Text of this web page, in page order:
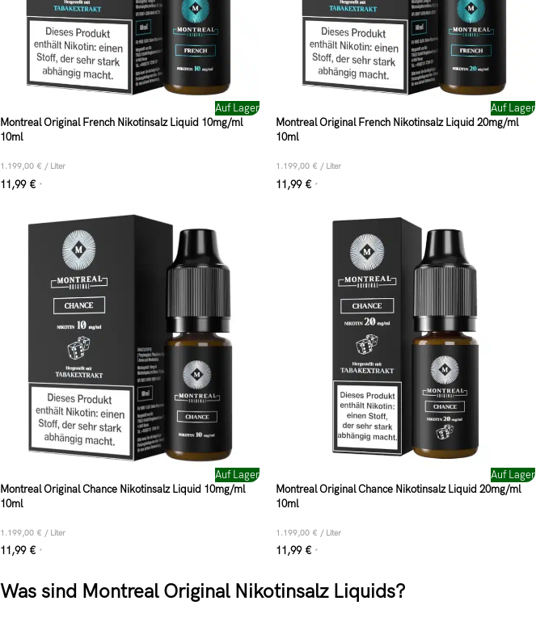
Auf Lager
Montreal Original French Nikotinsalz Liquid 10mg/ml
10ml
1.199,00 € / Liter
11,99 € *
Auf Lager
Montreal Original French Nikotinsalz Liquid 20mg/ml
10ml
1.199,00 € / Liter
11,99 € *
Auf Lager
Montreal Original Chance Nikotinsalz Liquid 10mg/ml
10ml
1.199,00 € / Liter
11,99 € *
Auf Lager
Montreal Original Chance Nikotinsalz Liquid 20mg/ml
10ml
1.199,00 € / Liter
11,99 € *
Was sind Montreal Original Nikotinsalz Liquids?